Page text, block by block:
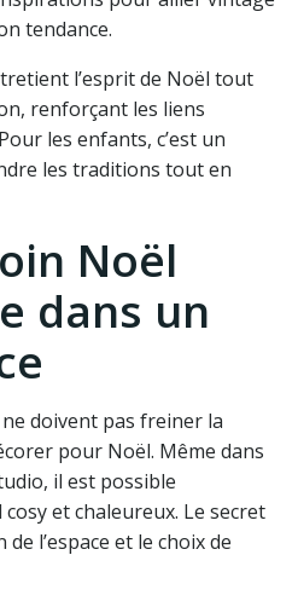
tendance.
l’esprit de Noël tout
renforçant les liens
les enfants, c’est un
les traditions tout en
Noël
dans un
doivent pas freiner la
pour Noël. Même dans
il est possible
et chaleureux. Le secret
l’espace et le choix de